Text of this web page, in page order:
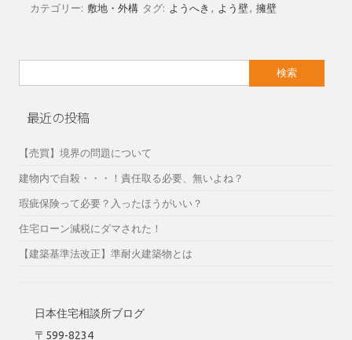
カテゴリー: 敷地・外構 タグ: ようへき , よう壁, 擁壁
索:
最近の投稿
【売買】境界の問題について
建物内で自殺・・・！責任取る必要、無いよね？
瑕疵保険って必要？入ったほうがいい？
住宅ローン減税にダマされた！
【建築基準法改正】準耐火建築物とは
日本住宅相談所ブログ
〒599-8234